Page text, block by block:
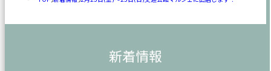
新着情報